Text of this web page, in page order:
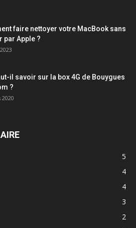
faire nettoyer votre MacBook sans
par Apple ?
il savoir sur la box 4G de Bouygues
?
5
4
4
3
2